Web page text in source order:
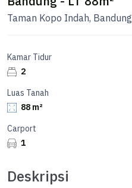
Taman Kopo Indah, Bandung
Kamar Tidur
2
Luas Tanah
88 m²
Carport
1
Deskripsi